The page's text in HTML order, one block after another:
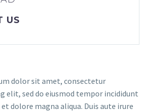
US
dolor sit amet, consectetur
elit, sed do eiusmod tempor incididunt
dolore magna aliqua. Duis aute irure